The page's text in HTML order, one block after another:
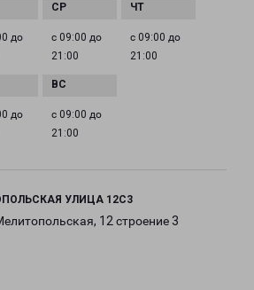
до
с 09:00 до
21:00
с 09:00 до
21:00
до
с 09:00 до
21:00
УЛИЦА 12С3
12 строение 3